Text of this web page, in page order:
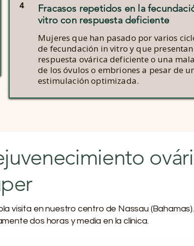
4
Fracasos repetidos en la
vitro con respuesta deficiente
Mujeres que han pasado por varios
de fecundación in vitro y que
respuesta ovárica deficiente o una
de los óvulos o embriones a pesar de
estimulación optimizada.
visita en nuestro centro de Nassau
dos horas y media en la clínica.